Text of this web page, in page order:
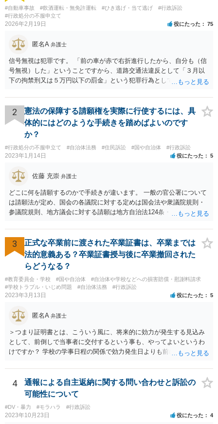
#自動車事故 #飲酒運転・無免許運転 #ひき逃げ・当て逃げ
#行政訴訟
#行政処分の不服申立て
2026年2月19日 役にたった 75
匿名A 弁護士
信号無視は犯罪です。 「前の車が赤で右折進行したから、自分も（信
号無視）した」ということですから、道路交通法違反として「３月以
下の拘禁刑又は５万円以下の罰金」という犯罪行為として処罰される
ようとしまいと現行犯逮捕できるわけです。 そこを、「サインをしな
いと逮捕する」というのは、「現行犯逮捕して刑事処分（罰金でも前
科になる）にできるが、認めてサインすれば反則処理（何千円程度の
反則金があっても前科にならない）ですませてあげる」という意味で
す。 あなたはこの警察官を非難するのではなく、感謝すべきというこ
とです。 警察官の「こんな事を言うのだったら免許証返した方がい
い」との発言ですが、実際「前の車が赤で右折進行したから、自分も
（信号無視）した」というあなたと同じ考えの人が運転をしている公
道は、きちんと交通ルールを守っている人や歩行者らにとってとても
危険なものであり怖いので、そのような人には是非とも運転免許を返
納してほしいと思うのが社会の大勢です。 実際「交通違反を繰り返せ
ば免許停止や取消（強制返納）になる」のはそういうことです。 たま
たま（あなたにとって）いい警察官にあたったことをきっかけに、む
で右折進行したけど、自分は右折進行を思いとどまった」と交通ルー
ルを遵守するドライバーになってほしいと期待しています。
2
憲法の保障する請願権を実際に行使するには、具
体的にはどのような手続きを踏めばよいのです
か？
#行政処分の不服申立て #自治体法務 #住民訴訟 #国や自治体 #行政訴訟
2023年1月14日 役にたった 5
佐藤 充崇 弁護士
どこに何を請願するのかで手続きが違います。 一般の官公署について
は請願法が定め、国会の各議院に対する定めは国会法や衆議院規則・
参議院規則、地方議会に対する請願は地方自治法124条・125条が定め
スムースかと思います。
3
正式な卒業前に渡された卒業証書は、卒業までは
法的意義ある？卒業証書授与後に卒業撤回された
らどうなる？
#教育委員会・学校 #国や自治体
#自治体や学校などへの損害賠償・慰謝料請求
#学校トラブル・いじめ問題
#自治体法務 #行政訴訟
2023年3月13日 役にたった 5
匿名A 弁護士
＞つまり証明書とは、こういう風に、将来的に効力が発生する見込み
として、前倒しで当事者に交付するという事も、やってよいというわ
けですか？ 学校の学事日程の関係で効力発生日よりも前に交付したか
でしょう。 両者をそろえるに越したことはないですが、卒業式の日程
自体は各学校によって慣例として定められることが多いですし、学籍
離脱日も、学校によって異なるようですから、そのこと自体に特に問
題はないでしょう。 ＞万一、効力発生日より前に、その効力が無効と
なる出来事が起こったとしたら、その証明書は効力を発生する事な
く、証明書としては無効化されるということですね？ そう考えるのが
4
通報による自主返納に関する問い合わせと訴訟の
可能性について
#DV・暴力 #モラハラ #行政訴訟
2023年10月23日 役にたった 4